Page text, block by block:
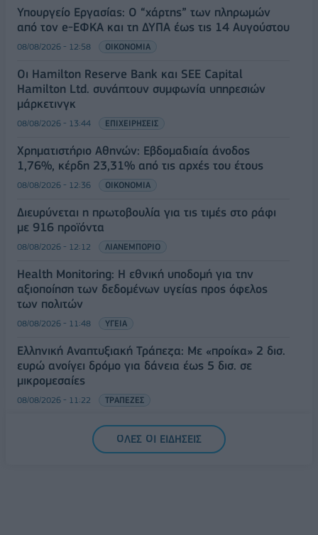
Υπουργείο Εργασίας: Ο “χάρτης” των πληρωμών
από τον e-ΕΦΚΑ και τη ΔΥΠΑ έως τις 14 Αυγούστου
08/08/2026 - 12:58 ΟΙΚΟΝΟΜΙΑ
Οι Hamilton Reserve Bank και SEE Capital
Hamilton Ltd. συνάπτουν συμφωνία υπηρεσιών
μάρκετινγκ
08/08/2026 - 13:44 ΕΠΙΧΕΙΡΗΣΕΙΣ
Χρηματιστήριο Αθηνών: Εβδομαδιαία άνοδος
1,76%, κέρδη 23,31% από τις αρχές του έτους
08/08/2026 - 12:36 ΟΙΚΟΝΟΜΙΑ
Διευρύνεται η πρωτοβουλία για τις τιμές στο ράφι
με 916 προϊόντα
08/08/2026 - 12:12 ΛΙΑΝΕΜΠΟΡΙΟ
Health Monitoring: Η εθνική υποδομή για την
αξιοποίηση των δεδομένων υγείας προς όφελος
των πολιτών
08/08/2026 - 11:48 ΥΓΕΙΑ
Ελληνική Αναπτυξιακή Τράπεζα: Με «προίκα» 2 δισ.
ευρώ ανοίγει δρόμο για δάνεια έως 5 δισ. σε
μικρομεσαίες
08/08/2026 - 11:22 ΤΡΑΠΕΖΕΣ
5G παντού, 6G στον ορίζοντα: Πού βρίσκεται η
Ελλάδα στη μεγάλη τεχνολογική μετάβαση
ΟΛΕΣ ΟΙ ΕΙΔΗΣΕΙΣ